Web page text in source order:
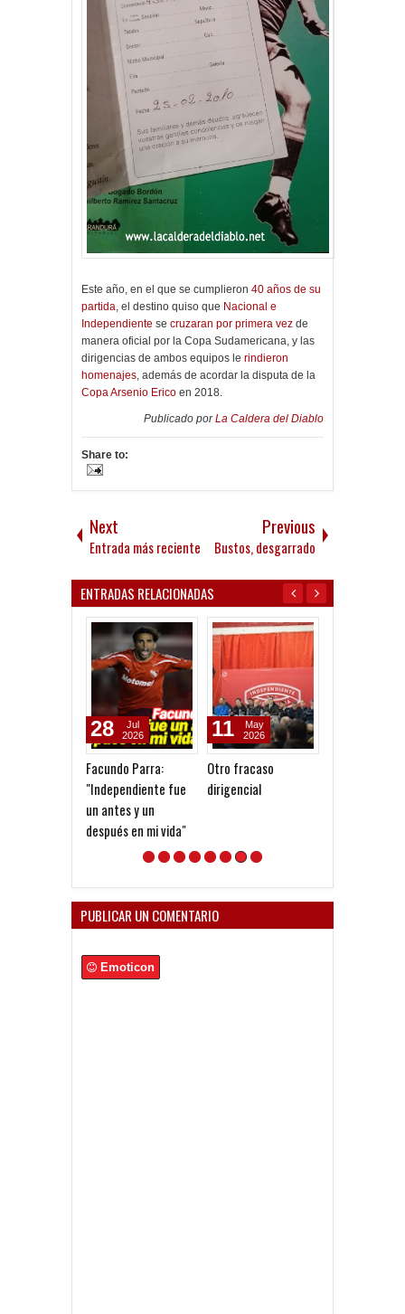
Este año, en el que se cumplieron 40 años de su
partida, el destino quiso que Nacional e
Independiente se cruzaran por primera vez de
manera oficial por la Copa Sudamericana, y las
dirigencias de ambos equipos le rindieron
homenajes, además de acordar la disputa de la
Copa Arsenio Erico en 2018.
Publicado porLa Caldera del Diablo
Share to:
Next
Entrada más reciente
Previous
Bustos, desgarrado
ENTRADAS RELACIONADAS
Facundo Parra:
"Independiente fue
un antes y un
después en mi vida"
28
Jul
2026
Otro fracaso
dirigencial
11
May
2026
PUBLICAR UN COMENTARIO
Emoticon